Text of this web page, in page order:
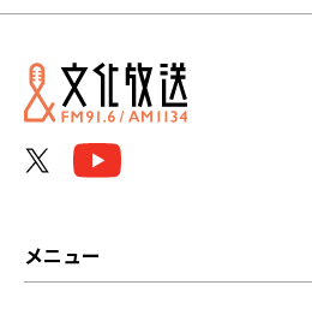
2026年06月
2026年05月
メニュー